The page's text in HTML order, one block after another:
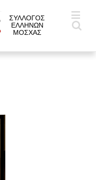
ΣΥΛΛΟΓΟΣ
ΕΛΛΗΝΩΝ
ΜΟΣΧΑΣ